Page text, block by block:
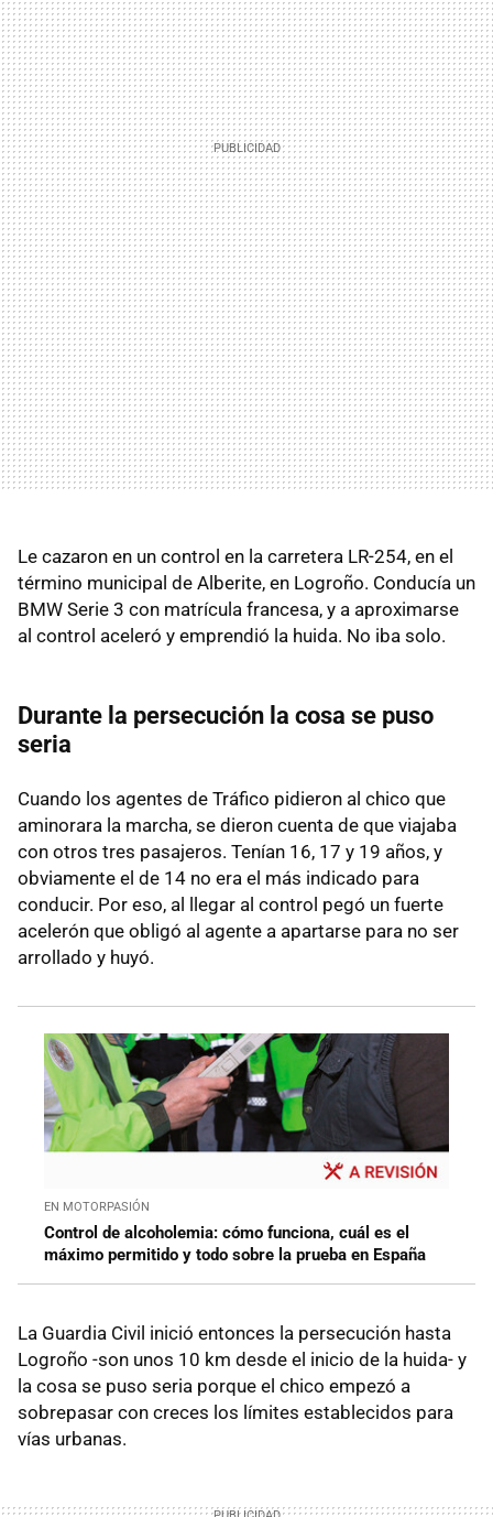
Le cazaron en un control en la carretera LR-254, en el
término municipal de Alberite, en Logroño. Conducía un
BMW Serie 3 con matrícula francesa, y a aproximarse
al control aceleró y emprendió la huida. No iba solo.
Durante la persecución la cosa se puso
seria
Cuando los agentes de Tráfico pidieron al chico que
aminorara la marcha, se dieron cuenta de que viajaba
con otros tres pasajeros. Tenían 16, 17 y 19 años, y
obviamente el de 14 no era el más indicado para
conducir. Por eso, al llegar al control pegó un fuerte
acelerón que obligó al agente a apartarse para no ser
arrollado y huyó.
EN MOTORPASIÓN
Control de alcoholemia: cómo funciona, cuál es el
máximo permitido y todo sobre la prueba en España
La Guardia Civil inició entonces la persecución hasta
Logroño -son unos 10 km desde el inicio de la huida- y
la cosa se puso seria porque el chico empezó a
sobrepasar con creces los límites establecidos para
vías urbanas.